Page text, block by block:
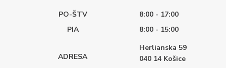
PO-ŠTV
8:00 - 17:00
PIA
8:00 - 15:00
ADRESA
Herlianska 59
040 14 Košice